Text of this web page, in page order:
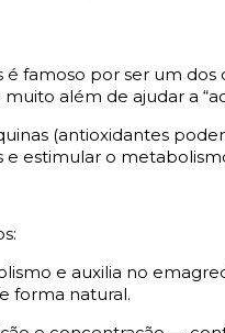
é famoso por ser um
além de ajudar a
(antioxidantes
e estimular o
e auxilia no
forma natural.